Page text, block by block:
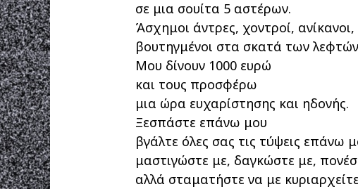
σε μια σουίτα 5 αστέρων.
Άσχημοι άντρες, χοντροί, ανίκανοι,
βουτηγμένοι στα σκατά των
Μου δίνουν 1000 ευρώ
και τους προσφέρω
μια ώρα ευχαρίστησης και ηδονής.
Ξεσπάστε επάνω μου
βγάλτε όλες σας τις τύψεις επάνω
μαστιγώστε με, δαγκώστε με,
αλλά σταματήστε να με